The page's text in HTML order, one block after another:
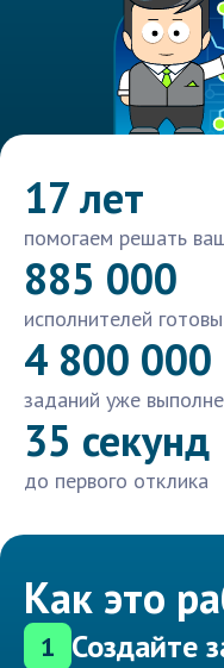
17 лет
помогаем решать
885 000
исполнителей
4 800 000
заданий уже
35 секунд
до первого отклика
Как это
1 Создайте